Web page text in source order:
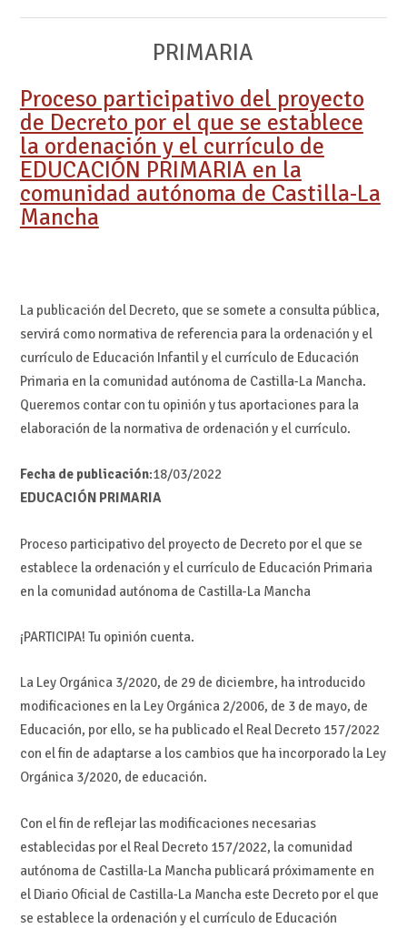
PRIMARIA
Proceso participativo del proyecto
de Decreto por el que se establece
la ordenación y el currículo de
EDUCACIÓN PRIMARIA en la
comunidad autónoma de Castilla-La
Mancha
La publicación del Decreto, que se somete a consulta pública,
servirá como normativa de referencia para la ordenación y el
currículo de Educación Infantil y el currículo de Educación
Primaria en la comunidad autónoma de Castilla-La Mancha.
Queremos contar con tu opinión y tus aportaciones para la
elaboración de la normativa de ordenación y el currículo.
Fecha de publicación:18/03/2022
EDUCACIÓN PRIMARIA
Proceso participativo del proyecto de Decreto por el que se
establece la ordenación y el currículo de Educación Primaria
en la comunidad autónoma de Castilla-La Mancha
¡PARTICIPA! Tu opinión cuenta.
La Ley Orgánica 3/2020, de 29 de diciembre, ha introducido
modificaciones en la Ley Orgánica 2/2006, de 3 de mayo, de
Educación, por ello, se ha publicado el Real Decreto 157/2022
con el fin de adaptarse a los cambios que ha incorporado la Ley
Orgánica 3/2020, de educación.
Con el fin de reflejar las modificaciones necesarias
establecidas por el Real Decreto 157/2022, la comunidad
autónoma de Castilla-La Mancha publicará próximamente en
el Diario Oficial de Castilla-La Mancha este Decreto por el que
se establece la ordenación y el currículo de Educación